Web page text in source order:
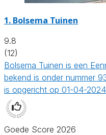
1. Bolsema Tuinen
9.8
(12)
Bolsema Tuinen is een
bekend is onder nummer
is opgericht op 01-04-
Goede Score 2026